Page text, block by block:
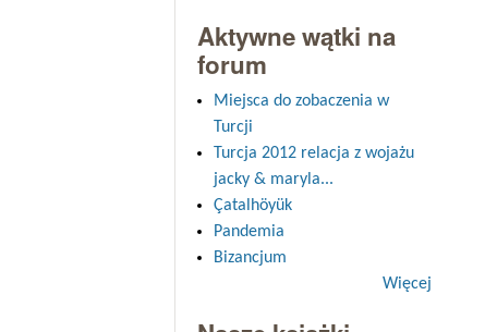
Aktywne wątki na
forum
Miejsca do zobaczenia w
Turcji
Turcja 2012 relacja z wojażu
jacky & maryla...
Çatalhöyük
Pandemia
Bizancjum
Więcej